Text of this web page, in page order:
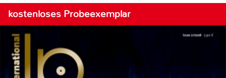
kostenloses Probeexemplar